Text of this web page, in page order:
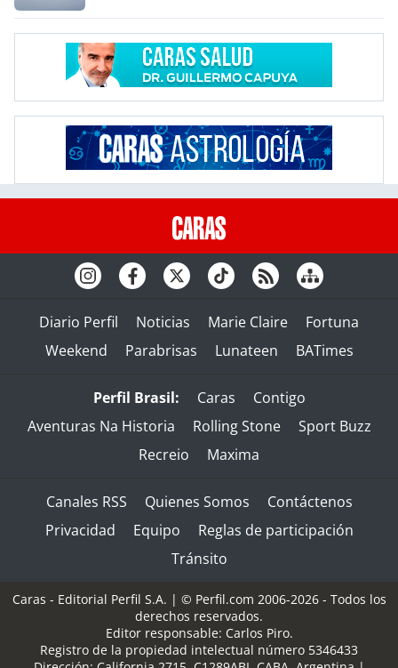
Diario Perfil Noticias Marie Claire
Fortuna
Weekend
Parabrisas Lunateen BATimes
Perfil Brasil: Caras
Contigo
Aventuras Na Historia
Rolling Stone
Sport Buzz
Recreio
Maxima
Canales RSS Quienes Somos
Contáctenos
Privacidad
Equipo
Reglas de participación
Tránsito
Caras - Editorial Perfil S.A. | © Perfil.com 2006-2026 - Todos los
derechos reservados.
Editor responsable: Carlos Piro.
Registro de la propiedad intelectual número 5346433